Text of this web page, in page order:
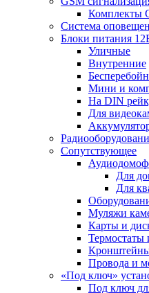
Комплекты
Cистема
Блоки питания
Уличные
Внутренние
Мини и
На DIN
Для
Сопутствующее
Для
Для
Муляжи
Карты и
Термостаты
Провода и
«Под ключ»
Под ключ